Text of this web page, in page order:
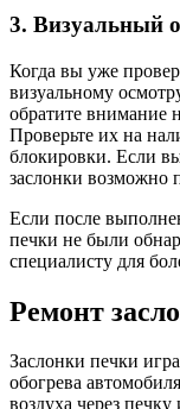
3. Визуальный
Когда вы уже
визуальному
обратите внимание
Проверьте их на
блокировки. Если
заслонки возможно
Если после
печки не были
специалисту для
Ремонт
Заслонки печки
обогрева
воздуха через